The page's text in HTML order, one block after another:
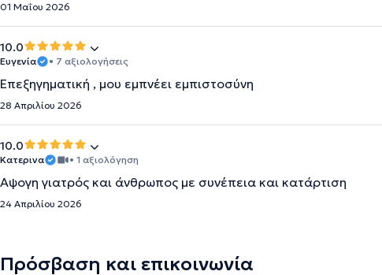
01 Μαΐου 2026
10.0
Ευγενία • 7 αξιολογήσεις
Επεξηγηματική , μου εμπνέει εμπιστοσύνη
28 Απριλίου 2026
10.0
Κατερινα • 1 αξιολόγηση
Αψογη γιατρός και άνθρωπος με συνέπεια και κατάρτιση
24 Απριλίου 2026
Πρόσβαση και επικοινωνία